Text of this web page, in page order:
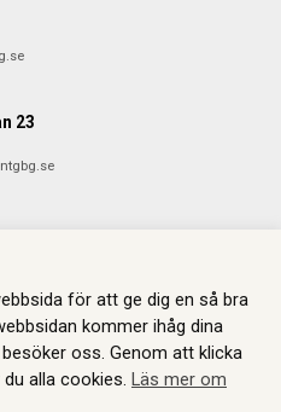
23
reserverade. Information
i samarbete medJGL.
för att ge dig en så bra
kommer ihåg dina
oss. Genom att klicka
alla cookies. Läs mer om